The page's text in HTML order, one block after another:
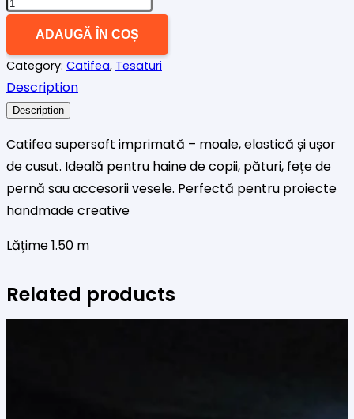
UNICORN
ADAUGĂ ÎN COȘ
Category: Catifea, Tesaturi
Description
Description
Catifea supersoft imprimată – moale, elastică și ușor
de cusut. Ideală pentru haine de copii, pături, fețe de
pernă sau accesorii vesele. Perfectă pentru proiecte
handmade creative
Lățime 1.50 m
Related products